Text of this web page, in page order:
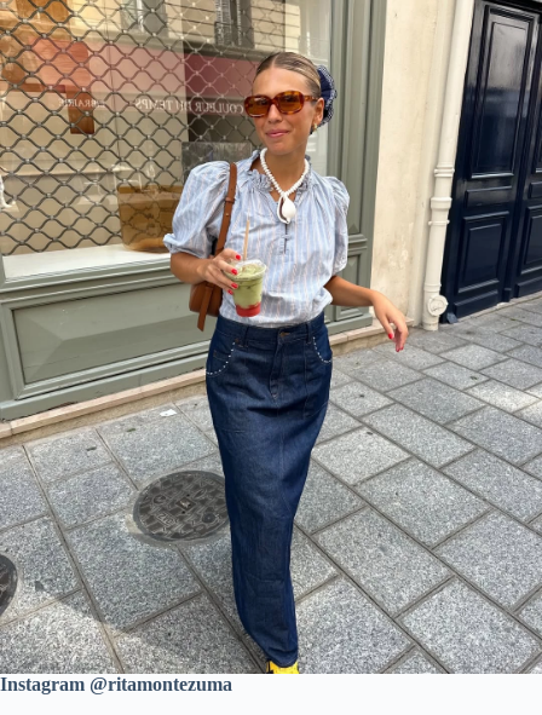
Instagram @ritamontezuma